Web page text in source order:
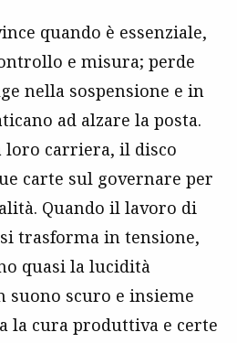
quando è essenziale,
e misura; perde
nella sospensione e in
ad alzare la posta.
loro carriera, il disco
carte sul governare per
Quando il lavoro di
trasforma in tensione,
quasi la lucidità
suono scuro e insieme
la cura produttiva e certe